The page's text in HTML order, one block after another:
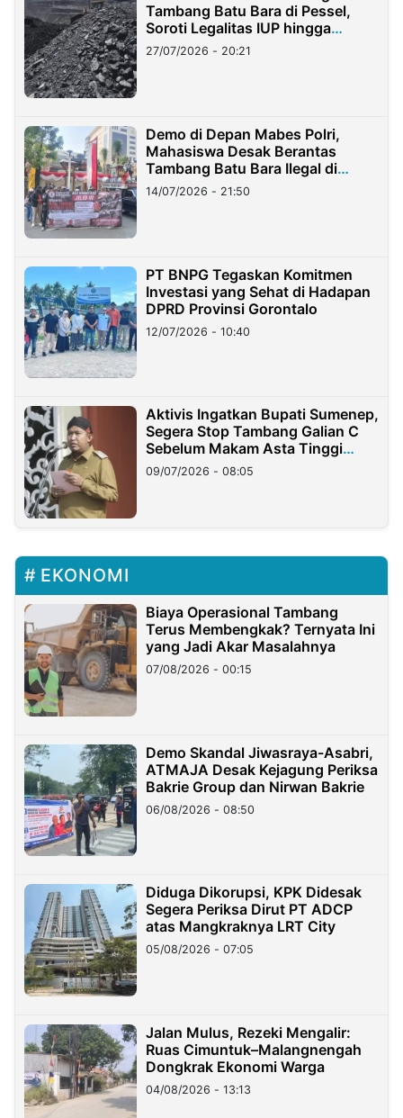
Tambang Batu Bara di Pessel,
Soroti Legalitas IUP hingga
Stockpile
27/07/2026 - 20:21
Demo di Depan Mabes Polri,
Mahasiswa Desak Berantas
Tambang Batu Bara Ilegal di
Lampung
14/07/2026 - 21:50
PT BNPG Tegaskan Komitmen
Investasi yang Sehat di Hadapan
DPRD Provinsi Gorontalo
12/07/2026 - 10:40
Aktivis Ingatkan Bupati Sumenep,
Segera Stop Tambang Galian C
Sebelum Makam Asta Tinggi
Longsor
09/07/2026 - 08:05
EKONOMI
Biaya Operasional Tambang
Terus Membengkak? Ternyata Ini
yang Jadi Akar Masalahnya
07/08/2026 - 00:15
Demo Skandal Jiwasraya-Asabri,
ATMAJA Desak Kejagung Periksa
Bakrie Group dan Nirwan Bakrie
06/08/2026 - 08:50
Diduga Dikorupsi, KPK Didesak
Segera Periksa Dirut PT ADCP
atas Mangkraknya LRT City
05/08/2026 - 07:05
Jalan Mulus, Rezeki Mengalir:
Ruas Cimuntuk–Malangnengah
Dongkrak Ekonomi Warga
04/08/2026 - 13:13